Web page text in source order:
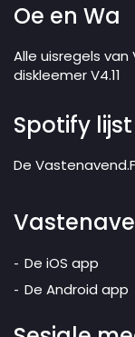
Oe en Wa
Alle uisregels
diskleemer V4.11
Spotify lijst
De
De iOS app
De Android app